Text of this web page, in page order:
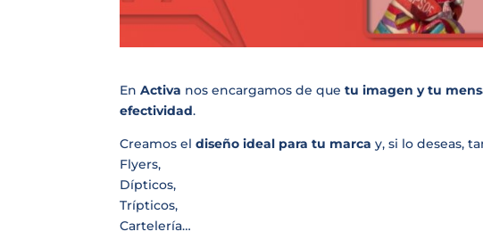
EnActiva nos encargamos de quetu imagen y tu
efectividad.
Creamos eldiseño ideal para tu marca y, si lo deseas,
Flyers,
Dípticos,
Trípticos,
Cartelería…